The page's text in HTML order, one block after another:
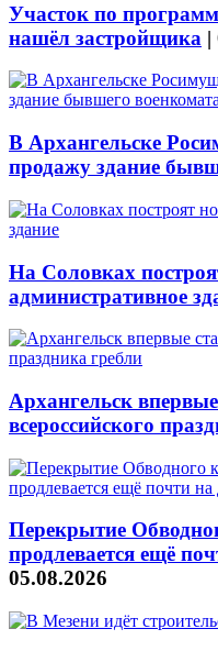
Участок по
нашёл застройщика |
В Архангельске
продажу здание
На Соловках
административное
Архангельск
всероссийского
Перекрытие
продлевается ещё
05.08.2026